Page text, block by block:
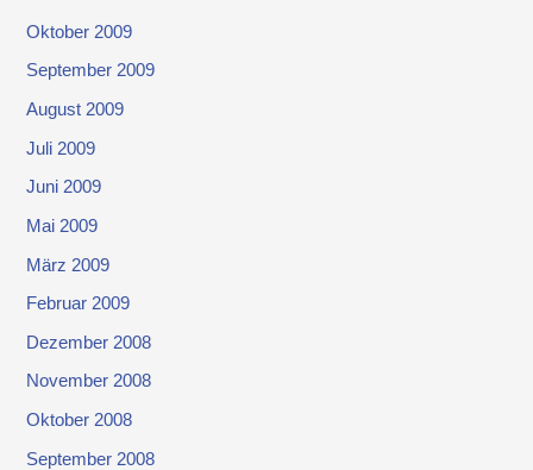
Oktober 2009
September 2009
August 2009
Juli 2009
Juni 2009
Mai 2009
März 2009
Februar 2009
Dezember 2008
November 2008
Oktober 2008
September 2008